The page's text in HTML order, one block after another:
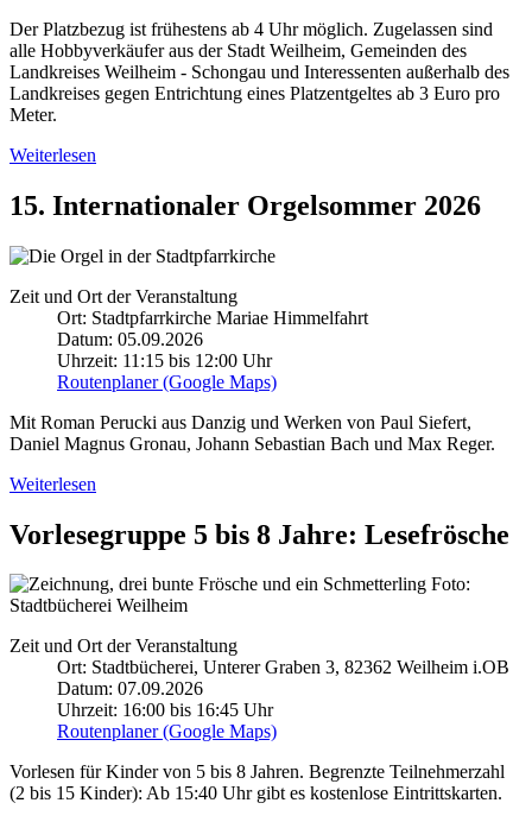
Der Platzbezug ist frühestens ab 4 Uhr möglich. Zugelassen sind
alle Hobby­verkäufer aus der Stadt Weilheim, Gemeinden des
Landkreises Weilheim - Schongau und Interessenten außerhalb des
Landkreises gegen Entrichtung eines Platzentgeltes ab 3 Euro pro
Meter.
Weiterlesen
15. Internationaler Orgelsommer 2026
Zeit und Ort der Veranstaltung
Ort: Stadtpfarrkirche Mariae Himmelfahrt
Datum: 05.09.2026
Uhrzeit: 11:15 bis 12:00 Uhr
Routenplaner (Google Maps)
Mit Roman Perucki aus Danzig und Werken von Paul Siefert,
Daniel Magnus Gronau, Johann Sebastian Bach und Max Reger.
Weiterlesen
Vorlesegruppe 5 bis 8 Jahre: Lesefrösche
Foto:
Stadtbücherei Weilheim
Zeit und Ort der Veranstaltung
Ort: Stadtbücherei, Unterer Graben 3, 82362 Weilheim i.OB
Datum: 07.09.2026
Uhrzeit: 16:00 bis 16:45 Uhr
Routenplaner (Google Maps)
Vorlesen für Kinder von 5 bis 8 Jahren. Begrenzte Teilnehmerzahl
(2 bis 15 Kinder): Ab 15:40 Uhr gibt es kostenlose Eintrittskarten.